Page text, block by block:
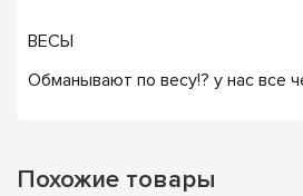
ВЕСЫ
Обманывают по весу!? у нас все
Похожие товары